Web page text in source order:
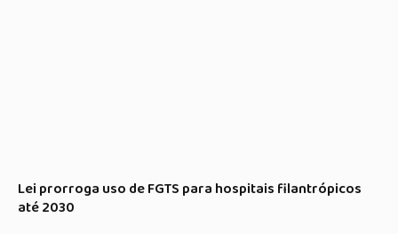
Lei prorroga uso de FGTS para hospitais filantrópicos
até 2030